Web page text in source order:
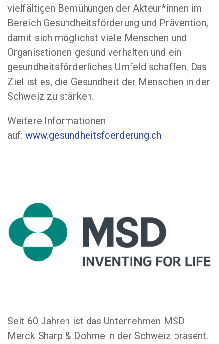
vielfältigen Bemühungen der Akteur*innen im
Bereich Gesundheitsförderung und Prävention,
damit sich möglichst viele Menschen und
Organisationen gesund verhalten und ein
gesundheitsförderliches Umfeld schaffen. Das
Ziel ist es, die Gesundheit der Menschen in der
Schweiz zu stärken.
Weitere Informationen
auf: www.gesundheitsfoerderung.ch
Seit 60 Jahren ist das Unternehmen MSD
Merck Sharp & Dohme in der Schweiz präsent.